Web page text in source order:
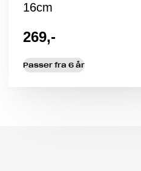
16cm
269,-
Passer fra 6 år